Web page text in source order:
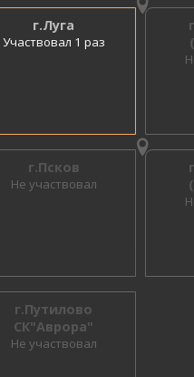
г.Луга
Участвовал 1 раз
г.Псков
Не участвовал
г.Путилово
СК"Аврора"
Не участвовал